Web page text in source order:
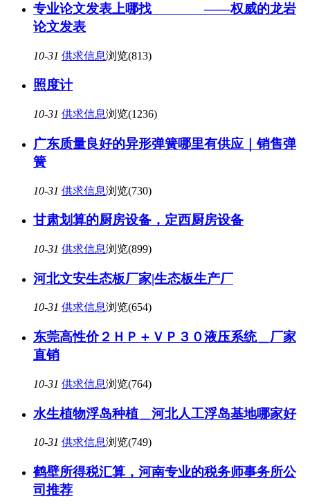
专业论文发表上哪找 ——权威的龙岩
论文发表
10-31 供求信息浏览(813)
照度计
10-31 供求信息浏览(1236)
广东质量良好的异形弹簧哪里有供应｜销售弹
簧
10-31 供求信息浏览(730)
甘肃划算的厨房设备，定西厨房设备
10-31 供求信息浏览(899)
河北文安生态板厂家|生态板生产厂
10-31 供求信息浏览(654)
东莞高性价２ＨＰ＋ＶＰ３０液压系统＿厂家
直销
10-31 供求信息浏览(764)
水生植物浮岛种植＿河北人工浮岛基地哪家好
10-31 供求信息浏览(749)
鹤壁所得税汇算，河南专业的税务师事务所公
司推荐